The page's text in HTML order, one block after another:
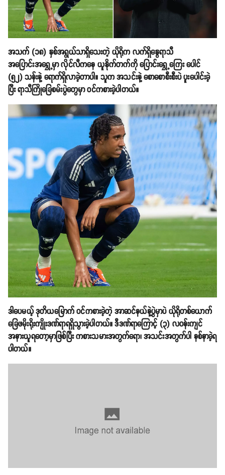
အသက် (၁၈) နှစ်အရွယ်သာရှိသေးတဲ့ ယိုရိုက လက်ရှိနွေရာသီ
အပြောင်းအရွှေ့မှာ လိုင်လီကနေ ယူနိုက်တက်ကို ပြောင်းရွှေ့ကြေး ပေါင်
(၅၂) သန်းနဲ့ ရောက်ရှိလာခဲ့တာပါ။ သူက အသင်းနဲ့ စောစောစီးစီးပဲ ပူးပေါင်းခဲ့
ပြီး ရာသီကြိုခြေစမ်းပွဲတွေမှာ ဝင်ကစားခဲ့ပါတယ်။
ဒါပေမယ့် ဒုတိယမြောက် ဝင်ကစားခဲ့တဲ့ အာဆင်နယ်နဲ့ပွဲမှာပဲ ယိုရိုတစ်ယောက်
ခြေဖမိုးရိုးကျိုးဒဏ်ရာ​ရရှိသွားခဲ့ပါတယ်။ ဒီဒဏ်ရာကြောင့် (၃) လဝန်းကျင်
အနားယူရတော့မှာဖြစ်ပြီး ကစားသမားအတွက်ရော၊ အသင်းအတွက်ပါ နစ်နာခဲ့ရ
ပါတယ်။